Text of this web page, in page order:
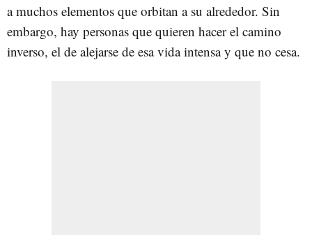
a muchos elementos que orbitan a su alrededor. Sin
embargo, hay personas que quieren hacer el camino
inverso, el de alejarse de esa vida intensa y que no cesa.